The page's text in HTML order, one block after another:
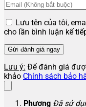
Lưu tên của tôi,
cho lần bình luận kế
Lưu ý: Để đánh giá
khảo Chính sách bảo
Phương Đã sử